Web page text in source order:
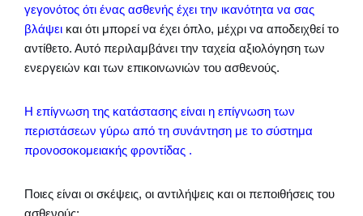
γεγονότος ότι ένας ασθενής έχει την ικανότητα να σας
βλάψει και ότι μπορεί να έχει όπλο, μέχρι να αποδειχθεί το
αντίθετο. Αυτό περιλαμβάνει την ταχεία αξιολόγηση των
ενεργειών και των επικοινωνιών του ασθενούς.
Η επίγνωση της κατάστασης είναι η επίγνωση των
περιστάσεων γύρω από τη συνάντηση με το σύστημα
προνοσοκομειακής φροντίδας .
Ποιες είναι οι σκέψεις, οι αντιλήψεις και οι πεποιθήσεις του
ασθενούς;